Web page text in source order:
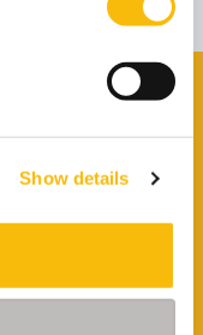
Show details